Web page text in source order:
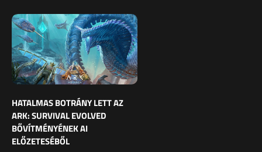
HATALMAS BOTRÁNY LETT AZ
ARK: SURVIVAL EVOLVED
BŐVÍTMÉNYÉNEK AI
ELŐZETESÉBŐL